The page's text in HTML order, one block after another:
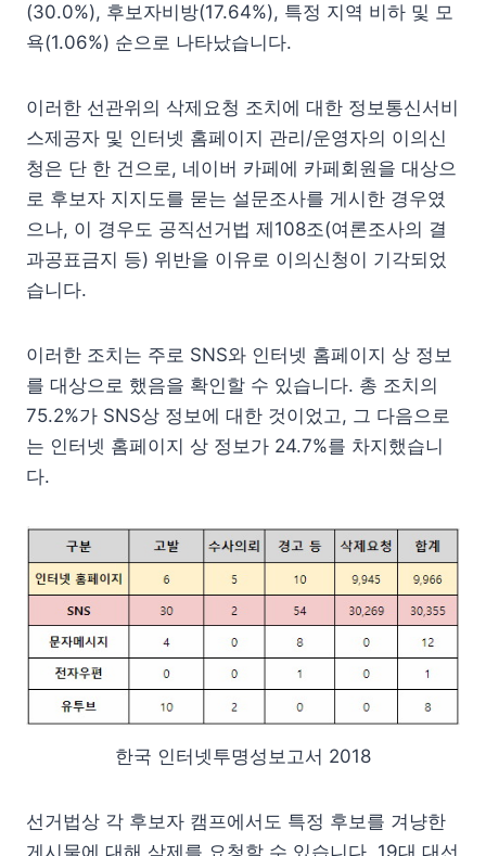
(30.0%), 후보자비방(17.64%), 특정 지역 비하 및 모
욕(1.06%) 순으로 나타났습니다.
이러한 선관위의 삭제요청 조치에 대한 정보통신서비
스제공자 및 인터넷 홈페이지 관리/운영자의 이의신
청은 단 한 건으로, 네이버 카페에 카페회원을 대상으
로 후보자 지지도를 묻는 설문조사를 게시한 경우였
으나, 이 경우도 공직선거법 제108조(여론조사의 결
과공표금지 등) 위반을 이유로 이의신청이 기각되었
습니다.
이러한 조치는 주로 SNS와 인터넷 홈페이지 상 정보
를 대상으로 했음을 확인할 수 있습니다. 총 조치의
75.2%가 SNS상 정보에 대한 것이었고, 그 다음으로
는 인터넷 홈페이지 상 정보가 24.7%를 차지했습니
다.
한국 인터넷투명성보고서 2018
선거법상 각 후보자 캠프에서도 특정 후보를 겨냥한